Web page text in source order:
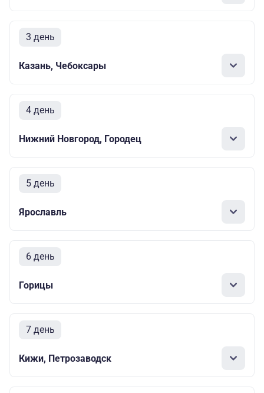
3 день
Казань, Чебоксары
4 день
Нижний Новгород, Городец
5 день
Ярославль
6 день
Горицы
7 день
Кижи, Петрозаводск